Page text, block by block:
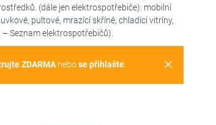
(dále jen elektrospotřebiče): mobilní
pultové, mrazící skříně, chladící vitríny,
Seznam elektrospotřebičů).
clear
ZDARMAnebose přihlašte.